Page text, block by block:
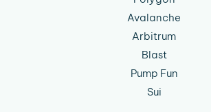
Avalanche
Arbitrum
Blast
Pump Fun
Sui